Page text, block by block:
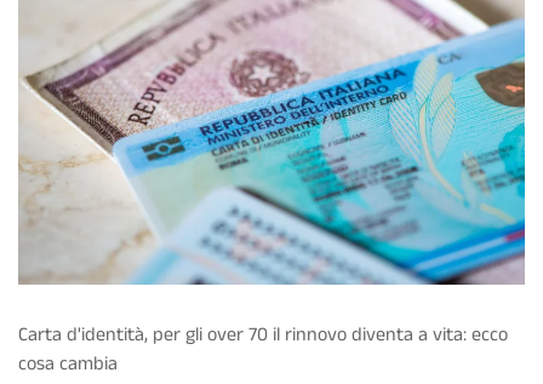
Carta d'identità, per gli over 70 il rinnovo diventa a vita: ecco
cosa cambia